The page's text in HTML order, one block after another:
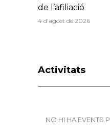
de l’afiliació
4 d'agost de 2026
Activitats
NO HI HA EVENTS